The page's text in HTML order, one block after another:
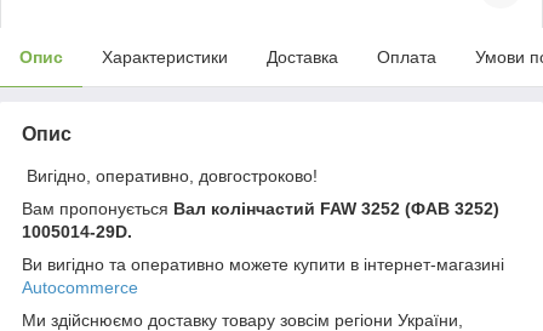
Опис Характеристики Доставка Оплата Умови
Опис
Вигідно, оперативно, довгостроково!
Вам пропонується Вал колінчастий FAW 3252 (ФАВ 3252)
1005014-29D.
Ви вигідно та оперативно можете купити в інтернет-магазині
Autocommerce
Ми здійснюємо доставку товару зовсім регіони України,